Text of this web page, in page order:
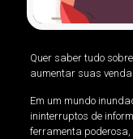
Quer saber tudo
aumentar suas
Em um mundo
ininterruptos de
ferramenta